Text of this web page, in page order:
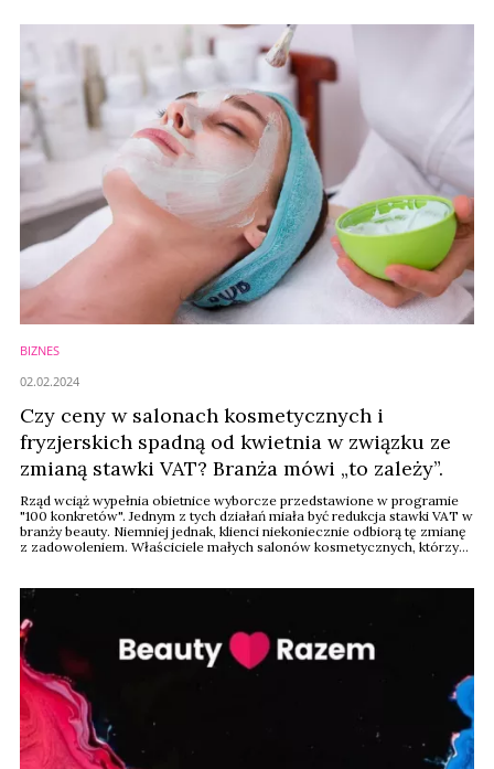
BIZNES
Czy ceny w salonach kosmetycznych i
fryzjerskich spadną od kwietnia w związku ze
zmianą stawki VAT? Branża mówi „to zależy”.
Rząd wciąż wypełnia obietnice wyborcze przedstawione w programie
"100 konkretów". Jednym z tych działań miała być redukcja stawki VAT w
branży beauty. Niemniej jednak, klienci niekoniecznie odbiorą tę zmianę
z zadowoleniem. Właściciele małych salonów kosmetycznych, którzy
02.02.2024